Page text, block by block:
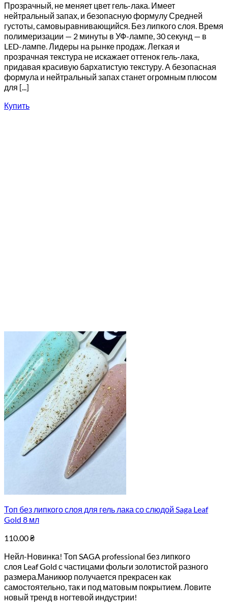
Прозрачный, не меняет цвет гель-лака. Имеет
нейтральный запах, и безопасную формулу Средней
густоты, самовыравнивающийся. Без липкого слоя. Время
полимеризации — 2 минуты в УФ-лампе, 30 секунд — в
LED-лампе. Лидеры на рынке продаж. Легкая и
прозрачная текстура не искажает оттенок гель-лака,
придавая красивую бархатистую текстуру. А безопасная
формула и нейтральный запах станет огромным плюсом
для [...]
Купить
Топ без липкого слоя для гель лака со слюдой Saga Leaf
Gold 8 мл
110.00₴
Нейл-Новинка! Топ SAGA professional без липкого
слоя Leaf Gold с частицами фольги золотистой разного
размера.Маникюр получается прекрасен как
самостоятельно, так и под матовым покрытием. Ловите
новый тренд в ногтевой индустрии!